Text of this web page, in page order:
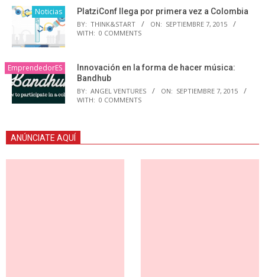
Noticias PlatziConf llega por primera vez a Colombia
BY: THINK&START ON: SEPTIEMBRE 7, 2015
WITH: 0 COMMENTS
EmprendedorES
Innovación en la forma de hacer música:
Bandhub
BY: ANGEL VENTURES ON: SEPTIEMBRE 7, 2015
WITH: 0 COMMENTS
ANÚNCIATE AQUÍ